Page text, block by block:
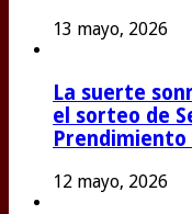
13 mayo, 2026
La suerte
el sorteo de
12 mayo, 2026